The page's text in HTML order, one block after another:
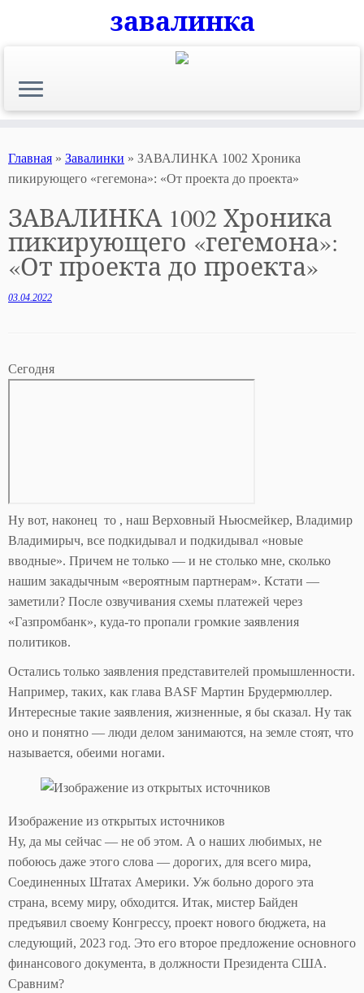
завалинка
Главная » Завалинки » ЗАВАЛИНКА 1002 Хроника
пикирующего «гегемона»: «От проекта до проекта»
ЗАВАЛИНКА 1002 Хроника
пикирующего «гегемона»:
«От проекта до проекта»
03.04.2022
Сегодня
Ну вот, наконец то , наш Верховный Ньюсмейкер, Владимир
Владимирыч, все подкидывал и подкидывал «новые
вводные». Причем не только — и не столько мне, сколько
нашим закадычным «вероятным партнерам». Кстати —
заметили? После озвучивания схемы платежей через
«Газпромбанк», куда-то пропали громкие заявления
политиков.
Остались только заявления представителей промышленности.
Например, таких, как глава BASF Мартин Брудермюллер.
Интересные такие заявления, жизненные, я бы сказал. Ну так
оно и понятно — люди делом занимаются, на земле стоят, что
называется, обеими ногами.
Изображение из открытых источников
Ну, да мы сейчас — не об этом. А о наших любимых, не
побоюсь даже этого слова — дорогих, для всего мира,
Соединенных Штатах Америки. Уж больно дорого эта
страна, всему миру, обходится. Итак, мистер Байден
предъявил своему Конгрессу, проект нового бюджета, на
следующий, 2023 год. Это его второе предложение основного
финансового документа, в должности Президента США.
Сравним?